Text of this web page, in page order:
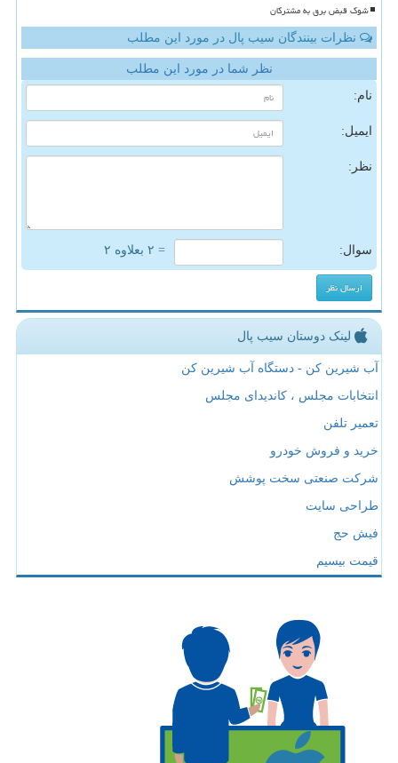
شوک قبض برق به مشترکان
نظرات بینندگان سیب پال در مورد این مطلب
نظر شما در مورد این مطلب
نام:
ایمیل:
نظر:
سوال: = ۲ بعلاوه ۲
لینک دوستان سیب پال
آب شیرین کن - دستگاه آب شیرین کن
انتخابات مجلس ، کاندیدای مجلس
تعمیر تلفن
خرید و فروش خودرو
شرکت صنعتی سخت پوشش
طراحی سایت
فیش حج
قیمت بیسیم